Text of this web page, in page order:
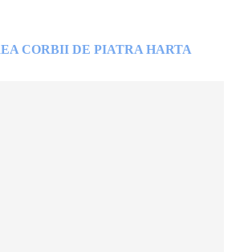
CORBII DE PIATRA HARTA